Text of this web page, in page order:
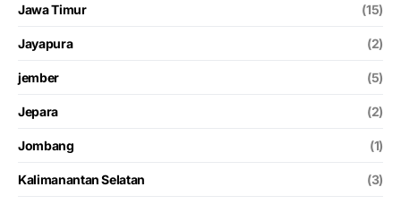
Jawa Timur (15)
Jayapura (2)
jember (5)
Jepara (2)
Jombang (1)
Kalimanantan Selatan (3)